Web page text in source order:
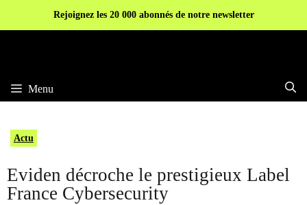
Rejoignez les 20 000 abonnés de notre newsletter
Menu
Actu
Eviden décroche le prestigieux Label
France Cybersecurity